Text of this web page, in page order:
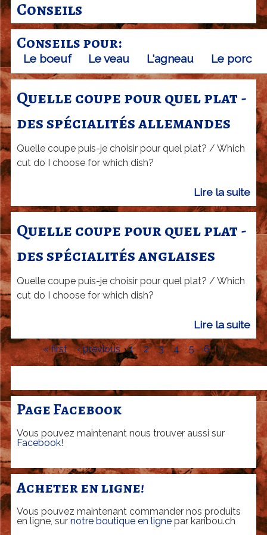
r
c
u
t
e
r
i
e
J
c
k
y
B
u
l
S
A
-
E
r
i
c
R
i
c
h
Conseils
Conseils pour:
Le boeuf Le veau L'agneau Le porc
Quelle coupe pour quel plat -
des spécialités allemandes
Quelle coupe puis-je choisir pour quel plat? / Which
cut do I choose for which dish?
Lire la suite d
e
Q
u
e
e
c
o
u
p
p
o
u
q
u
e
p
Quelle coupe pour quel plat -
des spécialités anglaises
Quelle coupe puis-je choisir pour quel plat? / Which
cut do I choose for which dish?
Lire la suite d
e
Q
e
c
o
u
p
p
P
a
g
e
s
« first ‹ previous 1 2 3 4 5 6 7
Page Facebook
Vous pouvez maintenant nous trouver aussi sur
Facebook!
Acheter en ligne!
Vous pouvez maintenant commander nos produits
en ligne, sur notre boutique en lignepar karibou.ch